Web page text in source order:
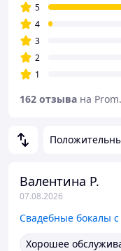
Валентина Р.
07.08.2026
Хорошее
5
4
3
2
1
162 отзыва на